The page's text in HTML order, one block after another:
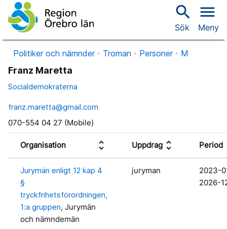
search
Sök
menu
Meny
Politiker och nämnder Troman Personer M
Franz Maretta
Socialdemokraterna
franz.maretta@gmail.com
070-554 04 27 (Mobile)
Organisation unfold_more Uppdrag unfold_more Period
Jurymän enligt 12 kap 4
§
tryckfrihetsförordningen,
1:a gruppen, Jurymän
och nämndemän
juryman
2023-
2026-